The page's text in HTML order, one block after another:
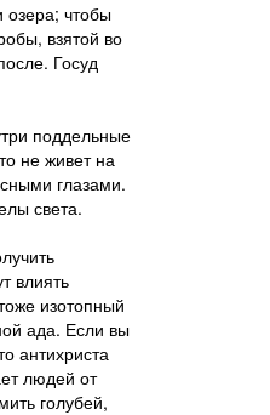
озера; чтобы
взятой во
Госуд
поддельные
не живет на
глазами.
света.
влиять
изотопный
ада. Если вы
антихриста
людей от
голубей,